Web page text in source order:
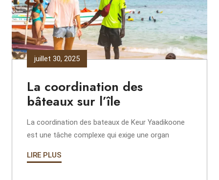
juillet 30, 2025
La coordination des
bâteaux sur l’île
La coordination des bateaux de Keur Yaadikoone
est une tâche complexe qui exige une organ
LIRE PLUS